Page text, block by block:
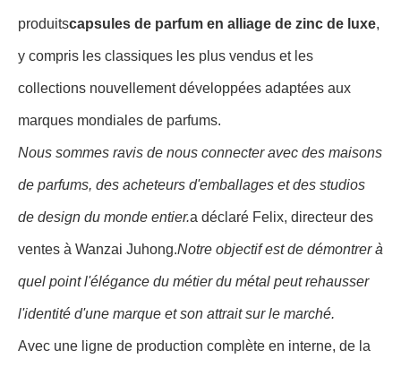
produitscapsules de parfum en alliage de zinc de luxe,
y compris les classiques les plus vendus et les
collections nouvellement développées adaptées aux
marques mondiales de parfums.
Nous sommes ravis de nous connecter avec des maisons
de parfums, des acheteurs d'emballages et des studios
de design du monde entier.a déclaré Felix, directeur des
ventes à Wanzai Juhong.Notre objectif est de démontrer à
quel point l'élégance du métier du métal peut rehausser
l'identité d'une marque et son attrait sur le marché.
Avec une ligne de production complète en interne, de la